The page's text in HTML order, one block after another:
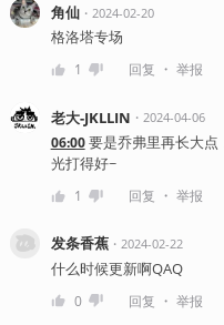
角仙・ 2024-02-20
格洛塔专场
1 回复 ・ 举报
老大-JKLLIN ・ 2024-04-06
06:00要是乔弗里再长大点
光打得好~
1 回复 ・ 举报
发条香蕉・ 2024-02-22
什么时候更新啊QAQ
0 回复 ・ 举报